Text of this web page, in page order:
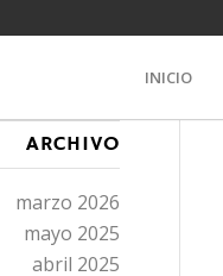
INICIO
ARCHIVO
marzo 2026
mayo 2025
abril 2025